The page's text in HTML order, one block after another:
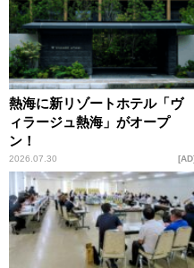
熱海に新リゾートホテル「ヴ
ィラージュ熱海」がオープ
ン！
2026.07.30 AD